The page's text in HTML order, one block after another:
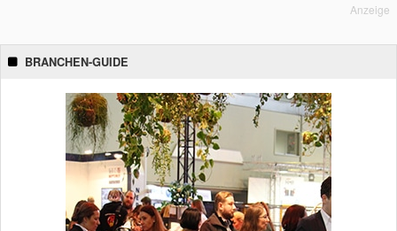
Anzeige
BRANCHEN-GUIDE